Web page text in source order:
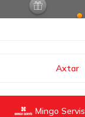
Axtar
Mingo Servis